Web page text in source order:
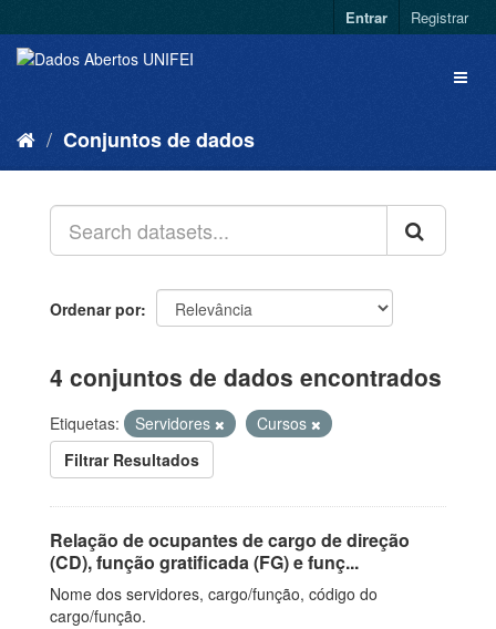
Entrar Registrar
Conjuntos de dados
Ordenar por
4 conjuntos de dados encontrados
Etiquetas: Servidores
Cursos
Filtrar Resultados
Relação de ocupantes de cargo de direção
(CD), função gratificada (FG) e funç...
Nome dos servidores, cargo/função, código do
cargo/função.